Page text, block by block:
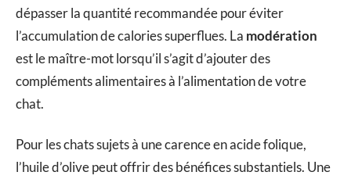
dépasser la quantité recommandée pour éviter
l’accumulation de calories superflues. La modération
est le maître-mot lorsqu’il s’agit d’ajouter des
compléments alimentaires à l’alimentation de votre
chat.
Pour les chats sujets à une carence en acide folique,
l’huile d’olive peut offrir des bénéfices substantiels. Une